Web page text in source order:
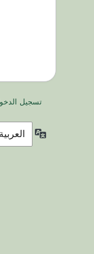
تسجيل
اللغة